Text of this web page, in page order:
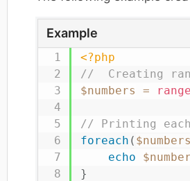
Example
<?php
//  Creating
$numbers
= range
// Printing
foreach ( $numbers
echo
$number
}